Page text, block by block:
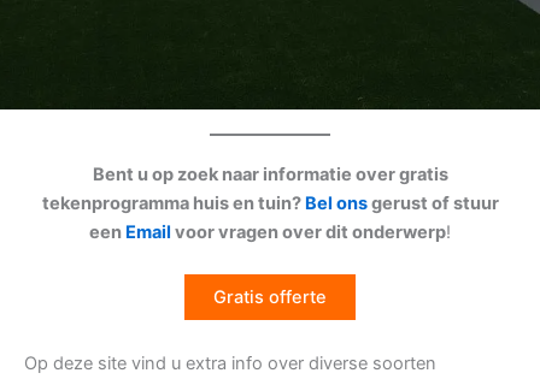
Bent u op zoek naar informatie over gratis
tekenprogramma huis en tuin? Bel onsgerust of stuur
een Email voor vragen over dit onderwerp!
Gratis offerte
Op deze site vind u extra info over diverse soorten